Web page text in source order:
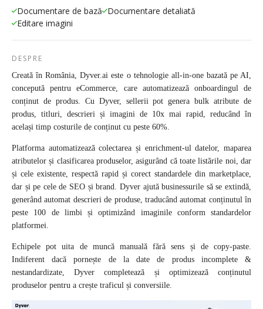
Documentare de bază Documentare detaliată
Editare imagini
DESPRE
Creată în România, Dyver.ai este o tehnologie all-in-one bazată pe AI,
concepută pentru eCommerce, care automatizează onboardingul de
conținut de produs. Cu Dyver, sellerii pot genera bulk atribute de
produs, titluri, descrieri și imagini de 10x mai rapid, reducând în
același timp costurile de conținut cu peste 60%.
Platforma automatizează colectarea și enrichment-ul datelor, maparea
atributelor și clasificarea produselor, asigurând că toate listările noi, dar
și cele existente, respectă rapid și corect standardele din marketplace,
dar și pe cele de SEO și brand. Dyver ajută businessurile să se extindă,
generând automat descrieri de produse, traducând automat conținutul în
peste 100 de limbi și optimizând imaginile conform standardelor
platformei.
Echipele pot uita de muncă manuală fără sens și de copy-paste.
Indiferent dacă pornește de la date de produs incomplete &
nestandardizate, Dyver completează și optimizează conținutul
produselor pentru a crește traficul și conversiile.